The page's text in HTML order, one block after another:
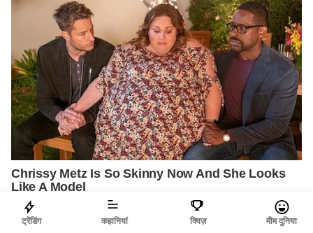
ट्रेंडिंग कहानियां क्विज़ मीम दुनिया